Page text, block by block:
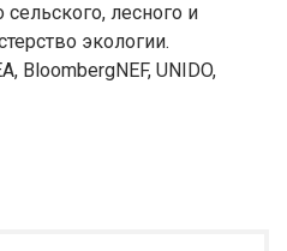
сельского, лесного и
экологии.
BloombergNEF, UNIDO,